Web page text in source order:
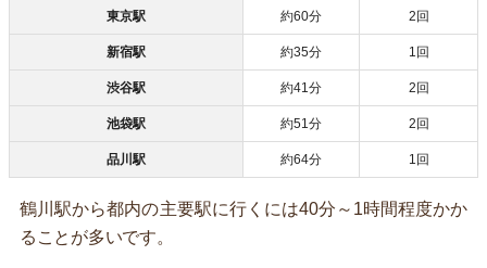
東京駅 約60分 2回
新宿駅 約35分 1回
渋谷駅 約41分 2回
池袋駅 約51分 2回
品川駅 約64分 1回
鶴川駅から都内の主要駅に行くには40分～1時間程度かか
ることが多いです。